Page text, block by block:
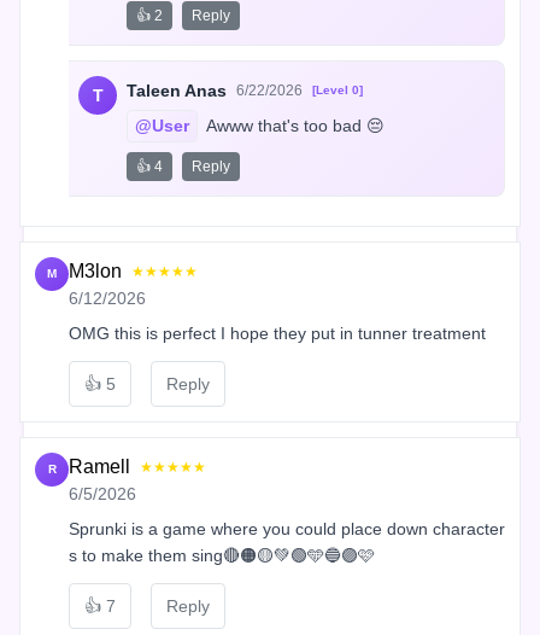
👍 2 Reply
T Taleen Anas 6/22/2026 [Level 0]
@User Awww that's too bad 😔
👍 4 Reply
M M3lon ★★★★★
6/12/2026
OMG this is perfect I hope they put in tunner treatment
👍 5 Reply
R Ramell ★★★★★
6/5/2026
Sprunki is a game where you could place down character
s to make them sing🔴🟠🟡💚🟢🩵🔵🟣🩷
👍 7 Reply